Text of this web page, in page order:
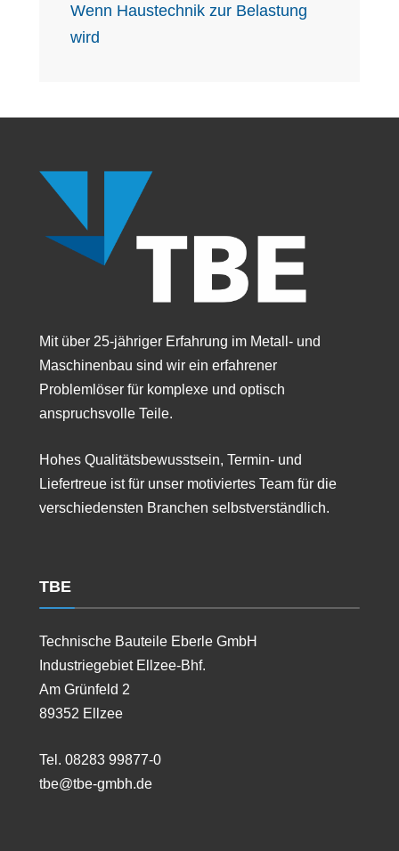
Wenn Haustechnik zur Belastung
wird
Mit über 25-jähriger Erfahrung im Metall- und
Maschinenbau sind wir ein erfahrener
Problemlöser für komplexe und optisch
anspruchsvolle Teile.
Hohes Qualitätsbewusstsein, Termin- und
Liefertreue ist für unser motiviertes Team für die
verschiedensten Branchen selbstverständlich.
TBE
Technische Bauteile Eberle GmbH
Industriegebiet Ellzee-Bhf.
Am Grünfeld 2
89352 Ellzee
Tel. 08283 99877-0
tbe@tbe-gmbh.de